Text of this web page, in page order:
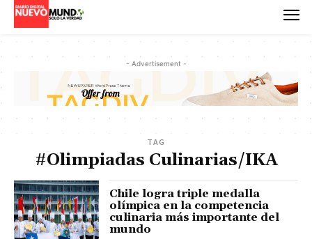
- Advertisement -
TAG
#Olimpiadas Culinarias/IKA
Chile logra triple medalla
olímpica en la competencia
culinaria más importante del
mundo